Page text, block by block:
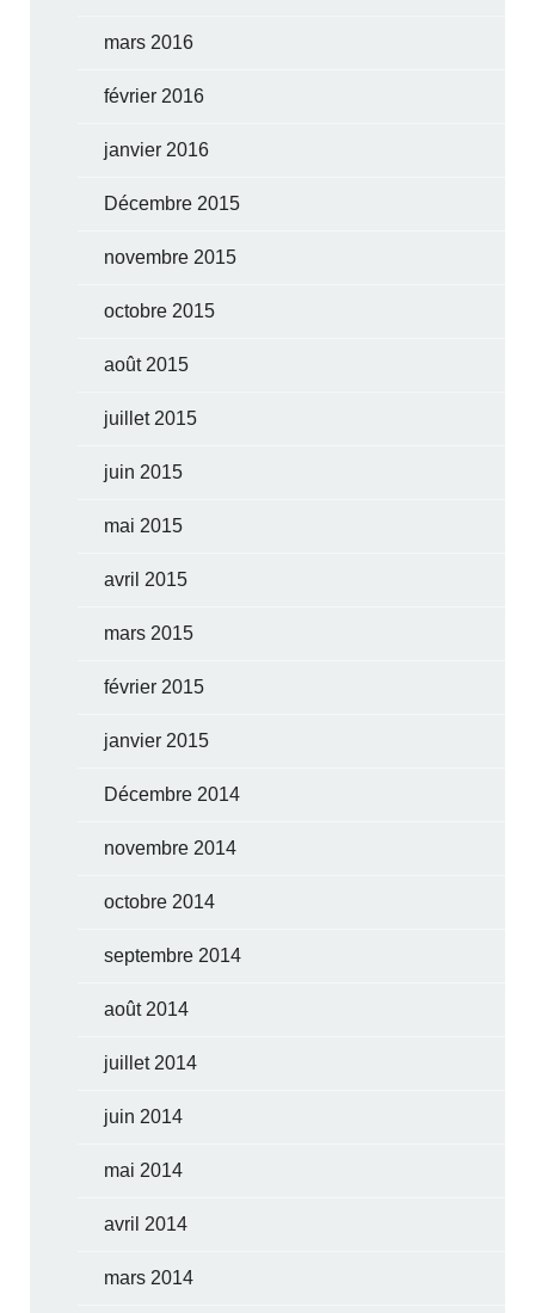
mars 2016
février 2016
janvier 2016
Décembre 2015
novembre 2015
octobre 2015
août 2015
juillet 2015
juin 2015
mai 2015
avril 2015
mars 2015
février 2015
janvier 2015
Décembre 2014
novembre 2014
octobre 2014
septembre 2014
août 2014
juillet 2014
juin 2014
mai 2014
avril 2014
mars 2014